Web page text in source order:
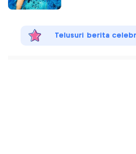
Telusuri berita